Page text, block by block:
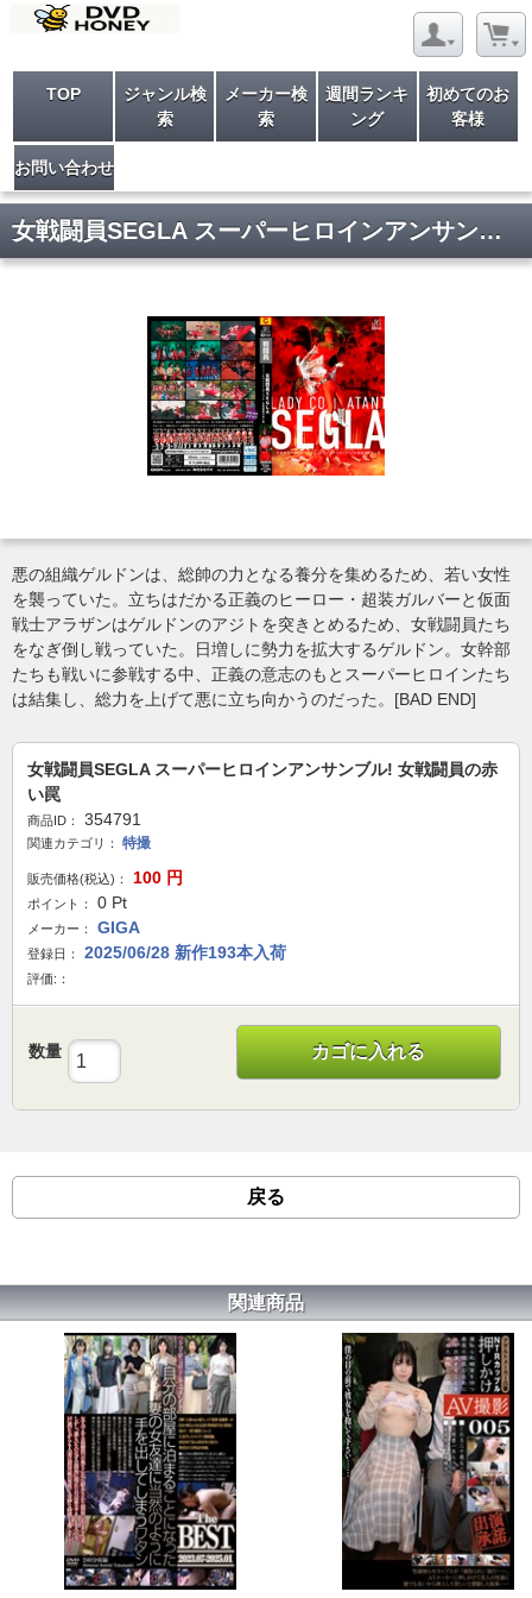
TOP
ジャンル検
索
メーカー検
索
週間ランキ
ング
初めてのお
客様
お問い合わせ
女戦闘員SEGLA スーパーヒロインアンサンブル! 女戦闘員の赤い罠
悪の組織ゲルドンは、総帥の力となる養分を集めるため、若い女性
を襲っていた。立ちはだかる正義のヒーロー・超装ガルバーと仮面
戦士アラザンはゲルドンのアジトを突きとめるため、女戦闘員たち
をなぎ倒し戦っていた。日増しに勢力を拡大するゲルドン。女幹部
たちも戦いに参戦する中、正義の意志のもとスーパーヒロインたち
は結集し、総力を上げて悪に立ち向かうのだった。[BAD END]
女戦闘員SEGLA スーパーヒロインアンサンブル! 女戦闘員の赤
い罠
商品ID： 354791
関連カテゴリ： 特撮
販売価格(税込)： 100 円
ポイント： 0 Pt
メーカー： GIGA
登録日： 2025/06/28 新作193本入荷
評価:：
数量 カゴに入れる
戻る
関連商品